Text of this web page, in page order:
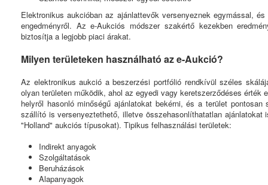
Elektronikus aukcióban az ajánlattevők versenyeznek egymással,
engedményről. Az e-Aukciós módszer szakértő kezekben
biztosítja a legjobb piaci árakat.
Milyen területeken használható az e-Aukció?
Az elektronikus aukció a beszerzési portfólió rendkívül széles
olyan területen működik, ahol az egyedi vagy keretszerződéses érték
helyről hasonló minőségű ajánlatokat bekérni, és a terület
szállító is versenyeztethető, illetve összehasonlíthatatlan
"Holland" aukciós típusokat). Tipikus felhasználási területek:
Indirekt anyagok
Szolgáltatások
Beruházások
Alapanyagok